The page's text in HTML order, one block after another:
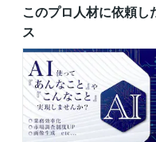
このプロ人材に依頼
ス